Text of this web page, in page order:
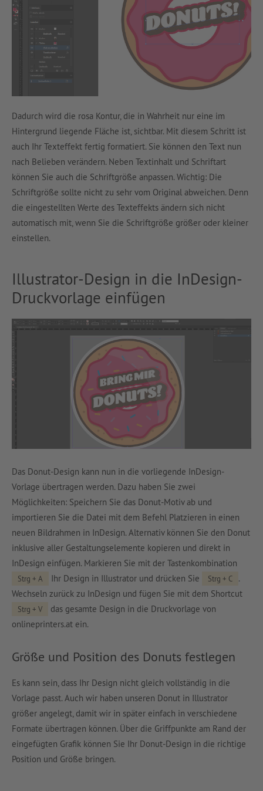
Dadurch wird die rosa Kontur, die in Wahrheit nur eine im
Hintergrund liegende Fläche ist, sichtbar. Mit diesem Schritt ist
auch Ihr Texteffekt fertig formatiert. Sie können den Text nun
nach Belieben verändern. Neben Textinhalt und Schriftart
können Sie auch die Schriftgröße anpassen. Wichtig: Die
Schriftgröße sollte nicht zu sehr vom Original abweichen. Denn
die eingestellten Werte des Texteffekts ändern sich nicht
automatisch mit, wenn Sie die Schriftgröße größer oder kleiner
einstellen.
Illustrator-Design in die InDesign-
Druckvorlage einfügen
Das Donut-Design kann nun in die vorliegende InDesign-
Vorlage übertragen werden. Dazu haben Sie zwei
Möglichkeiten: Speichern Sie das Donut-Motiv ab und
importieren Sie die Datei mit dem Befehl Platzieren in einen
neuen Bildrahmen in InDesign. Alternativ können Sie den Donut
inklusive aller Gestaltungselemente kopieren und direkt in
InDesign einfügen. Markieren Sie mit der Tastenkombination
Strg + A Ihr Design in Illustrator und drücken Sie Strg + C
.
Wechseln zurück zu InDesign und fügen Sie mit dem Shortcut
Strg + V
das gesamte Design in die Druckvorlage von
onlineprinters.at ein.
Größe und Position des Donuts festlegen
Es kann sein, dass Ihr Design nicht gleich vollständig in die
Vorlage passt. Auch wir haben unseren Donut in Illustrator
größer angelegt, damit wir in später einfach in verschiedene
Formate übertragen können. Über die Griffpunkte am Rand der
eingefügten Grafik können Sie Ihr Donut-Design in die richtige
Position und Größe bringen.